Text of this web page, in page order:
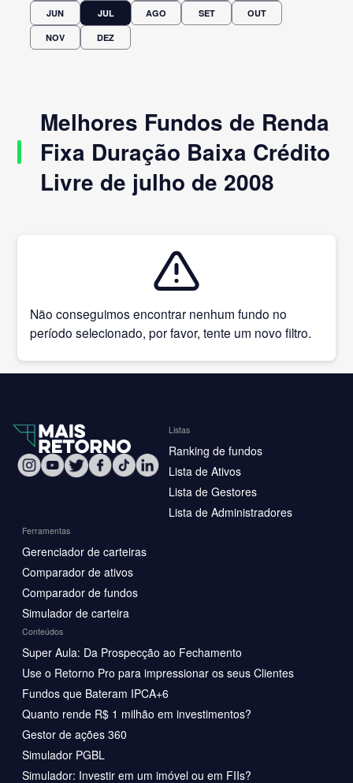
JUN JUL AGO SET OUT
NOV DEZ
Melhores Fundos de Renda
Fixa Duração Baixa Crédito
Livre de julho de 2008
Não conseguimos encontrar nenhum fundo no
período selecionado, por favor, tente um novo filtro.
Listas
Ranking de fundos
Lista de Ativos
Lista de Gestores
Lista de Administradores
Ferramentas
Gerenciador de carteiras
Comparador de ativos
Comparador de fundos
Simulador de carteira
Conteúdos
Super Aula: Da Prospecção ao Fechamento
Use o Retorno Pro para impressionar os seus Clientes
Fundos que Bateram IPCA+6
Quanto rende R$ 1 milhão em investimentos?
Gestor de ações 360
Simulador PGBL
Simulador: Investir em um imóvel ou em FIIs?